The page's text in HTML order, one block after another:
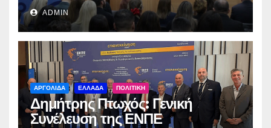
ADMIN
ΑΡΓΟΛΙΔΑ ΕΛΛΑΔΑ ΠΟΛΙΤΙΚΗ
Δημήτρης Πτωχός: Γενική
Συνέλευση της ΕΝΠΕ